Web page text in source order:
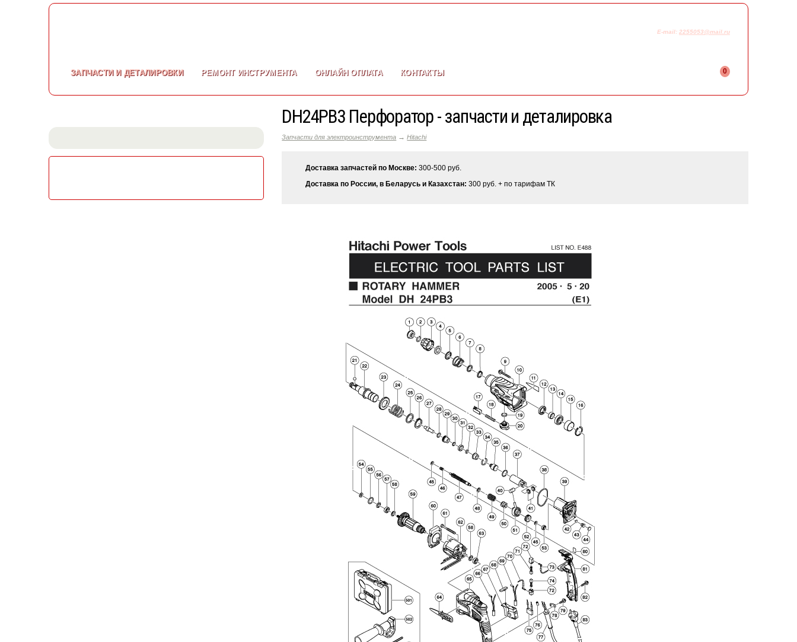
E-mail: 2255053@mail.ru
0
ЗАПЧАСТИИ ДЕТАЛИРОВКИ РЕМОНТИНСТРУМЕНТА ОНЛАЙН ОПЛАТА КОНТАКТЫ
DH24PB3 Перфоратор - запчасти и деталировка
Запчасти для электроинструмента →Hitachi
Доставка запчастей по Москве: 300-500 руб.
Доставка по России, в Беларусь и Казахстан: 300 руб. + по тарифам ТК